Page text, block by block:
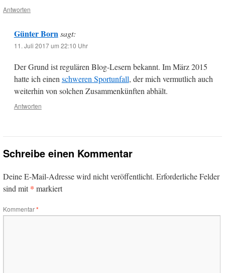
Antworten
Günter Born sagt:
11. Juli 2017 um 22:10 Uhr
Der Grund ist regulären Blog-Lesern bekannt. Im März 2015
hatte ich einen schweren Sportunfall, der mich vermutlich auch
weiterhin von solchen Zusammenkünften abhält.
Antworten
Schreibe einen Kommentar
Deine E-Mail-Adresse wird nicht veröffentlicht. Erforderliche Felder
sind mit* markiert
Kommentar*